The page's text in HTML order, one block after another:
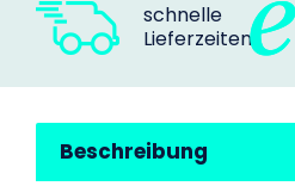
schnelle
Lieferzeiten
Beschreibung